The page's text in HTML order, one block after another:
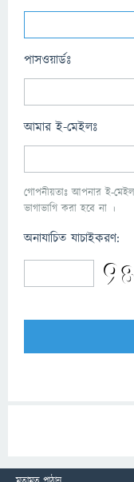
পাসওয়ার্ডঃ
আমার ই-মেইলঃ
গোপনীয়তাঃ আপনার ই-মেইল
ভাগাভাগি করা হবে না ।
অনাযাচিত যাচাইকরণ: